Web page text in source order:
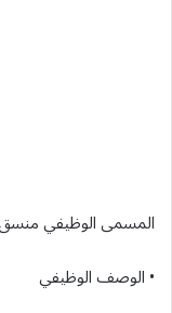
المسمى الوظيفي
• الوصف الوظيفي